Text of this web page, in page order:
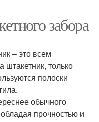
забора
– это всем
штакетник, только
полоски
обычного
прочностью и